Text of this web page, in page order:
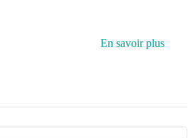
En savoir plus